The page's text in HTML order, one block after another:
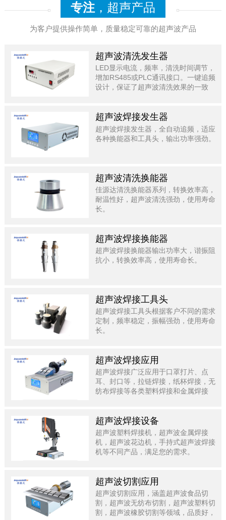
专注，超声产品
为客户提供操作简单，质量稳定可靠的超声波产品
超声波清洗发生器
LED显示电流，频率，清洗时间调节，
增加RS485或PLC通讯接口。一键追频
设计，保证了超声波清洗效果的一致
超声波焊接发生器
超声波焊接发生器，全自动追频，适应
各种换能器和工具头，输出功率强劲。
超声波清洗换能器
佳源达清洗换能器系列，转换效率高，
耐温性好，超声波清洗强劲，使用寿命
长。
超声波焊接换能器
超声波焊接换能器输出功率大，谐振阻
抗小，转换效率高，使用寿命长。
超声波焊接工具头
超声波焊接工具头根据客户不同的需求
定制，频率稳定，振幅强劲，使用寿命
长。
超声波焊接应用
超声波焊接广泛应用于口罩打片、点
耳、封口等，拉链焊接，纸杯焊接，无
纺布焊接等各类塑料焊接和金属焊接
超声波焊接设备
超声波塑料焊接机，超声波金属焊接
机，超声波花边机，手持式超声波焊接
机等不同产品，满足您的需求。
超声波切割应用
超声波切割应用，涵盖超声波食品切
割，超声波无纺布切割，超声波塑料切
割，超声波橡胶切割等领域，品质好，